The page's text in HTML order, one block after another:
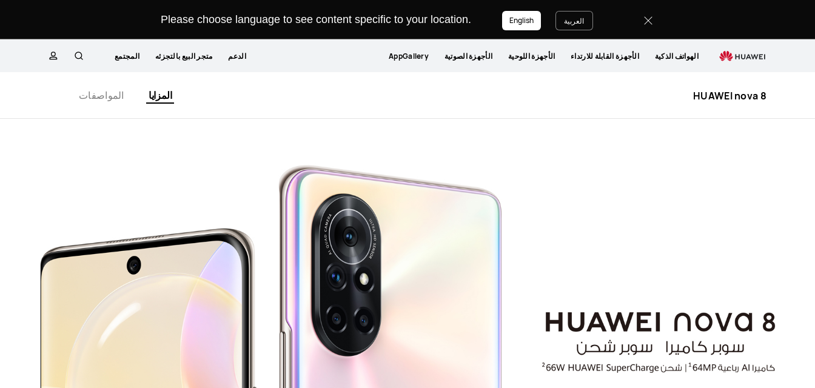
8
Please choose language to see content specific to your location. العربية English
الهواتف الذكية الأجهزة القابلة للارتداء الأجهزة اللوحية الأجهزة الصوتية AppGallery الدعم متجر البيع بالتجزئه المجتمع
HUAWEI nova 8
المزايا المواصفات